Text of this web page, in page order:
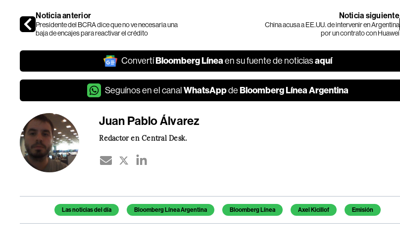
Noticia anterior
Presidente del BCRA dice que no ve necesaria una
baja de encajes para reactivar el crédito
Noticia siguiente
China acusa a EE.UU. de intervenir en Argentina
por un contrato con Huawei
ConvertíBloomberg Líneaen su fuente de noticiasaquí
Seguínos en el canal WhatsAppde Bloomberg Línea Argentina
Juan Pablo Álvarez
Redactor en Central Desk.
Temas de este artículo
Las noticias del día Bloomberg Línea Argentina Bloomberg Línea Axel Kicillof Emisión